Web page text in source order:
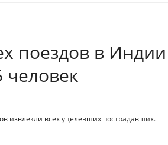
поездов в Индии
извлекли всех уцелевших пострадавших.